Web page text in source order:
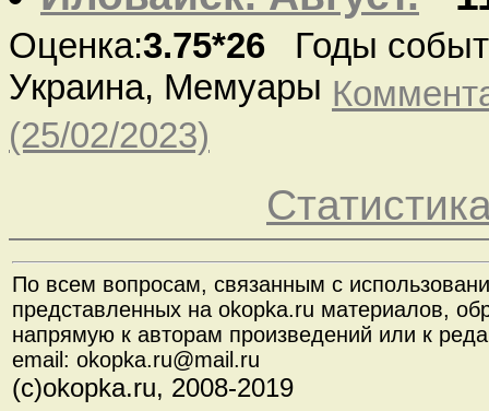
Оценка:3.75*26 Годы
Украина, Мемуары
(25/02/2023)
По всем вопросам, связанным с
представленных на okopka.ru материалов,
напрямую к авторам произведений или к
email: okopka.ru@mail.ru
(с)okopka.ru, 2008-2019